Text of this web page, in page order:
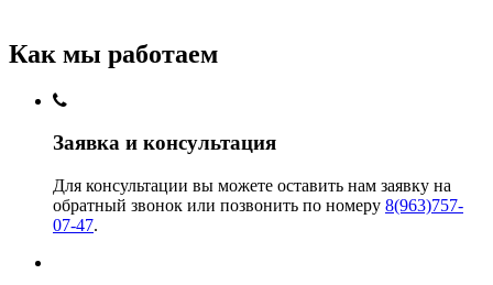
Как мы работаем
Заявка и консультация
Для консультации вы можете оставить нам заявку на
обратный звонок или позвонить по номеру 8(963)757-
07-47.